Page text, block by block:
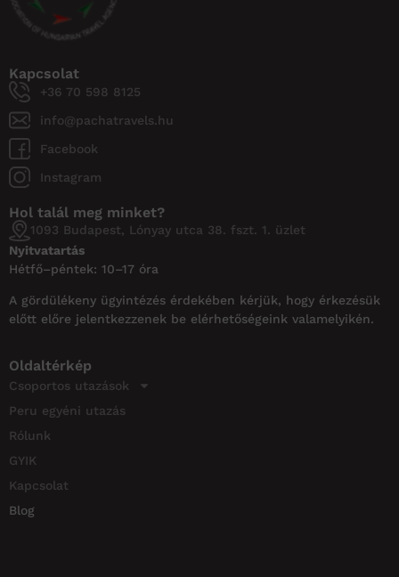
Kapcsolat
+36 70 598 8125
info@pachatravels.hu
Facebook
Instagram
Hol talál meg minket?
1093 Budapest, Lónyay utca 38. fszt. 1. üzlet
Nyitvatartás
Hétfő–péntek: 10–17 óra
A gördülékeny ügyintézés érdekében kérjük, hogy érkezésük
előtt előre jelentkezzenek be elérhetőségeink valamelyikén.
Oldaltérkép
Csoportos utazások
Peru egyéni utazás
Rólunk
GYIK
Kapcsolat
Blog